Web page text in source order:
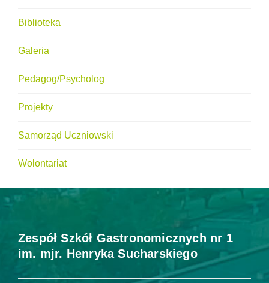
Biblioteka
Galeria
Pedagog/Psycholog
Projekty
Samorząd Uczniowski
Wolontariat
Zespół Szkół Gastronomicznych nr 1
im. mjr. Henryka Sucharskiego